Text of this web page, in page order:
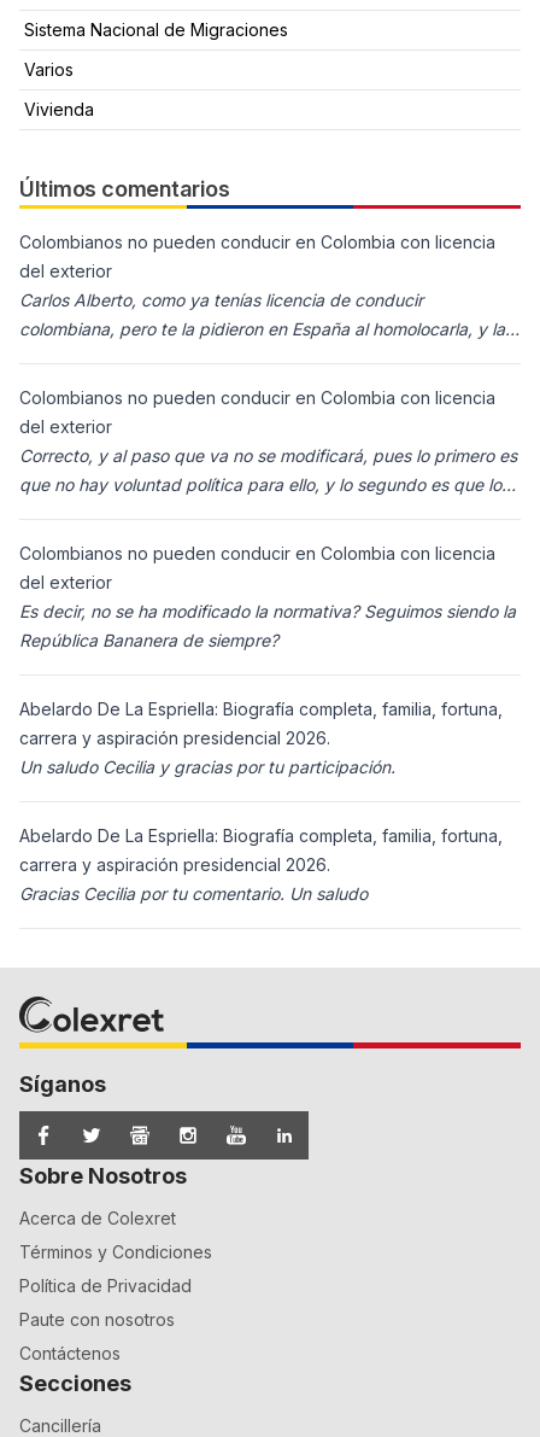
Sistema Nacional de Migraciones
Varios
Vivienda
Últimos comentarios
Colombianos no pueden conducir en Colombia con licencia
del exterior
Carlos Alberto, como ya tenías licencia de conducir
colombiana, pero te la pidieron en España al homolocarla, y la
Colombianos no pueden conducir en Colombia con licencia
del exterior
Correcto, y al paso que va no se modificará, pues lo primero es
que no hay voluntad política para ello, y lo segundo es que los
Colombianos no pueden conducir en Colombia con licencia
del exterior
Es decir, no se ha modificado la normativa? Seguimos siendo la
República Bananera de siempre?
Abelardo De La Espriella: Biografía completa, familia, fortuna,
carrera y aspiración presidencial 2026.
Un saludo Cecilia y gracias por tu participación.
Abelardo De La Espriella: Biografía completa, familia, fortuna,
carrera y aspiración presidencial 2026.
Gracias Cecilia por tu comentario. Un saludo
Síganos
Sobre Nosotros
Acerca de Colexret
Términos y Condiciones
Política de Privacidad
Paute con nosotros
Contáctenos
Secciones
Cancillería